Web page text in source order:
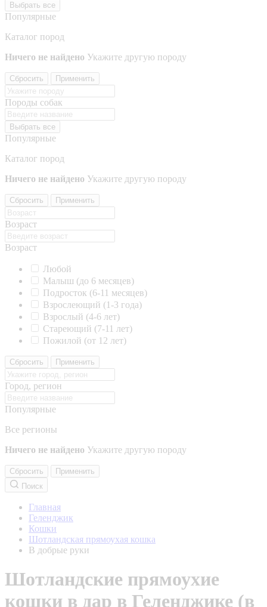
Выбрать все
Популярные
Каталог пород
Ничего не найдено Укажите другую породу
Сбросить Применить
Породы собак
Выбрать все
Популярные
Каталог пород
Ничего не найдено Укажите другую породу
Сбросить Применить
Возраст
Возраст
Любой
Малыш (до 6 месяцев)
Подросток (6-11 месяцев)
Взрослеющий (1-3 года)
Взрослый (4-6 лет)
Стареющий (7-11 лет)
Пожилой (от 12 лет)
Сбросить Применить
Город, регион
Популярные
Все регионы
Ничего не найдено Укажите другую породу
Сбросить
Применить
Поиск
Главная
Геленджик
Кошки
Шотландская прямоухая кошка
В добрые руки
Шотландские прямоухие
кошки в дар в Геленджике (в